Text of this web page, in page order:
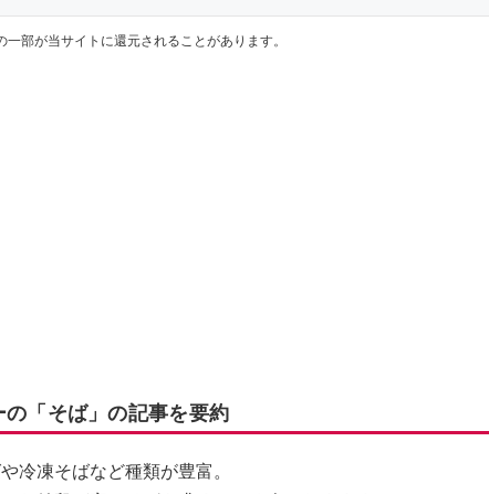
部が当サイトに還元されることがあります。
「そば」の記事を要約
冷凍そばなど種類が豊富。